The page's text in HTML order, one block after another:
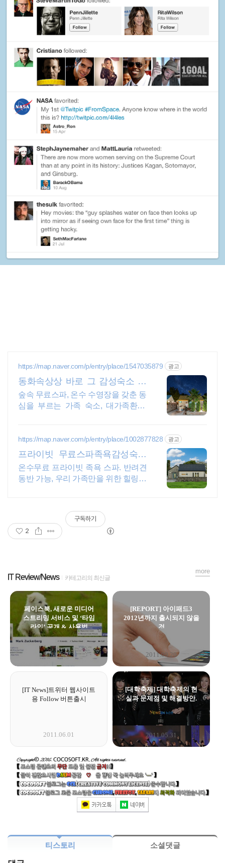
https://map.naver.com/p/entry/place/1547035879 광고
동화속상상 바로 그 감성숙소 제
주서쪽 오설록근처 완벽독채
숲속 무료스파, 온수 수영장을 갖춘 동
심을 부르는 가족 숙소, 대가족환영,
트 제공, 청결
https://map.naver.com/p/entry/place/1002877828 광고
프라이빗 무료스파족욕감성숙소
제주 돌담감성, 반려견 환영
온수무료 프라이빗 족욕 스파. 반려견
동반 가능, 우리 가족만을 위한 힐링공
2
구독하기
IT Review/News 카테고리의 최신글
페이스북, 새로운 미디어
스트리밍 서비스 및 ‘타임
라인’ 공개 & 사용법
2011.09.23
[REPORT] 아이패드3
2012년까지 출시되지 않을
것
2011.09.20
[IT News]트위터 웹사이트
용 Follow 버튼출시
2011.06.01
[대학축제] 대학축제의 현
실과 문제점 및 해결방안.
2011.05.31
more
티스토리 소셜댓글